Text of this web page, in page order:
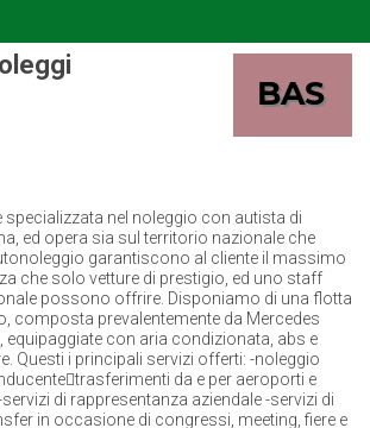
specializzata nel noleggio con autista di
ed opera sia sul territorio nazionale che
garantiscono al cliente il massimo
che solo vetture di prestigio, ed uno staff
possono offrire. Disponiamo di una flotta
composta prevalentemente da Mercedes
equipaggiate con aria condizionata, abs e
Questi i principali servizi offerti: -noleggio
da e per aeroporti e
di rappresentanza aziendale -servizi di
in occasione di congressi, meeting, fiere e